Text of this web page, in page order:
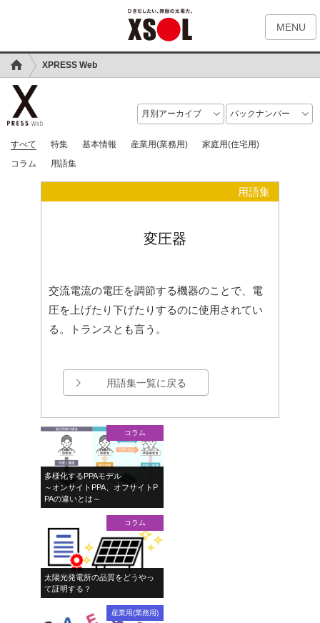
MENU
XPRESS Web
すべて 特集 基本情報 産業用(業務用)
家庭用(住宅用)
コラム
用語集
用語集
変圧器
交流電流の電圧を調節する機器のことで、電
圧を上げたり下げたりするのに使用されてい
る。トランスとも言う。
用語集一覧に戻る
コラム
多様化するPPAモデル
～オンサイトPPA、オフサイトP
PAの違いとは～
コラム
太陽光発電所の品質をどうやっ
て証明する？
産業用(業務用)